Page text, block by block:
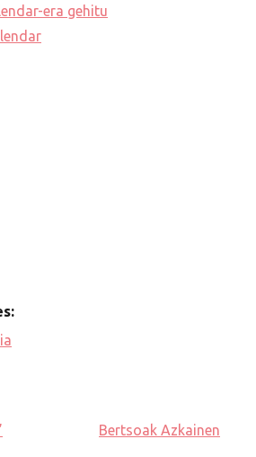
era gehitu
Bertsoak Azkainen